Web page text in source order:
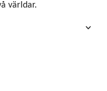
världar.